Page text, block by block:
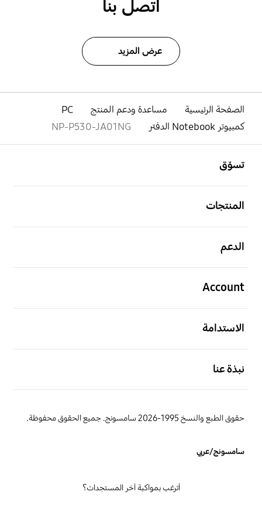
اتصل بنا
عرض المزيد
الصفحة الرئيسية مساعدة ودعم المنتج
PC
كمبيوتر Notebook الدفتر
NP-P530-JA01NG
تسوّق
المنتجات
الدعم
Account
الاستدامة
نبذة عنا
حقوق الطبع والنسخ 1995-2026 سامسونج. جميع الحقوق محفوظة.
سامسونج/عربي
أترغب بمواكبة آخر المستجدات؟